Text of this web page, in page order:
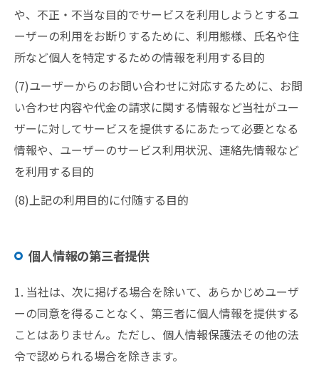
や、不正・不当な目的でサービスを利用しようとするユ
ーザーの利用をお断りするために、利用態様、氏名や住
所など個人を特定するための情報を利用する目的
(7)ユーザーからのお問い合わせに対応するために、お問
い合わせ内容や代金の請求に関する情報など当社がユー
ザーに対してサービスを提供するにあたって必要となる
情報や、ユーザーのサービス利用状況、連絡先情報など
を利用する目的
(8)上記の利用目的に付随する目的
個人情報の第三者提供
1. 当社は、次に掲げる場合を除いて、あらかじめユーザ
ーの同意を得ることなく、第三者に個人情報を提供する
ことはありません。ただし、個人情報保護法その他の法
令で認められる場合を除きます。